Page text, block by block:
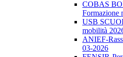
COBAS
Formazione
USB
mobilità
ANIEF-
03-2026